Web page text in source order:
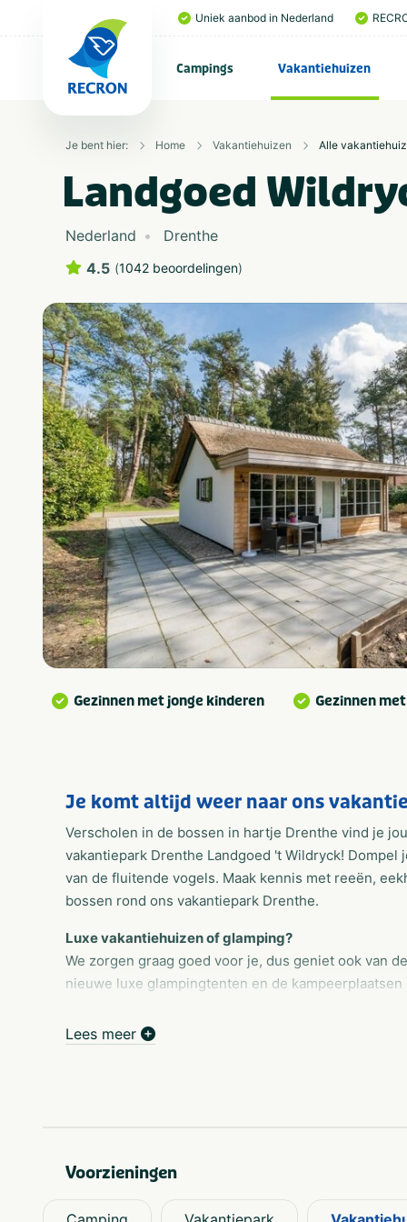
Uniek aanbod in Nederland
Campings Vakantiehuizen
Je bent hier: Home Vakantiehuizen Alle
Landgoed
Nederland
Drenthe
4.5 (1042 beoordelingen)
Gezinnen met jonge kinderen Gezinnen
Je komt altijd weer naar ons
Verscholen in de bossen in hartje Drenthe vind je
vakantiepark Drenthe Landgoed 't Wildryck!
van de fluitende vogels. Maak kennis met reeën,
bossen rond ons vakantiepark Drenthe.
Luxe vakantiehuizen of glamping?
We zorgen graag goed voor je, dus geniet ook van
nieuwe luxe glampingtenten en de
aangenaam verslavend is. Voor nog meer comfort
zwembad... En de kinderen? Die kunnen eindeloos
Waar heb je zin in vandaag?
Lees meer
Voorzieningen